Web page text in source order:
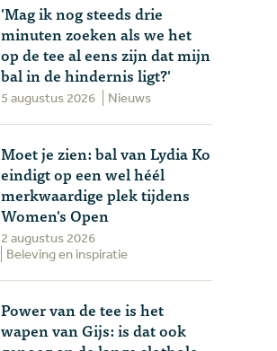
'Mag ik nog steeds drie
minuten zoeken als we het
op de tee al eens zijn dat mijn
bal in de hindernis ligt?'
5 augustus 2026 Nieuws
Moet je zien: bal van Lydia Ko
eindigt op een wel héél
merkwaardige plek tijdens
Women's Open
2 augustus 2026
Beleving en inspiratie
Power van de tee is het
wapen van Gijs: is dat ook